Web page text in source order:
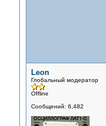
Leon
Глобальный модератор
Offline
Сообщений: 6,482